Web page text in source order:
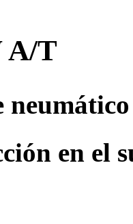
A/T
en el